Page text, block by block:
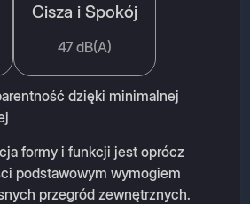
Cisza i Spokój
47 dB(A)
dzięki minimalnej
formy i funkcji jest oprócz
podstawowym wymogiem
przegród zewnętrznych.